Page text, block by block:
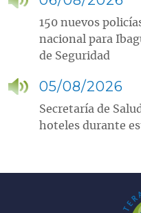
150 nuevos
nacional para
de Seguridad
05/08/2026
Secretaría de
hoteles durante